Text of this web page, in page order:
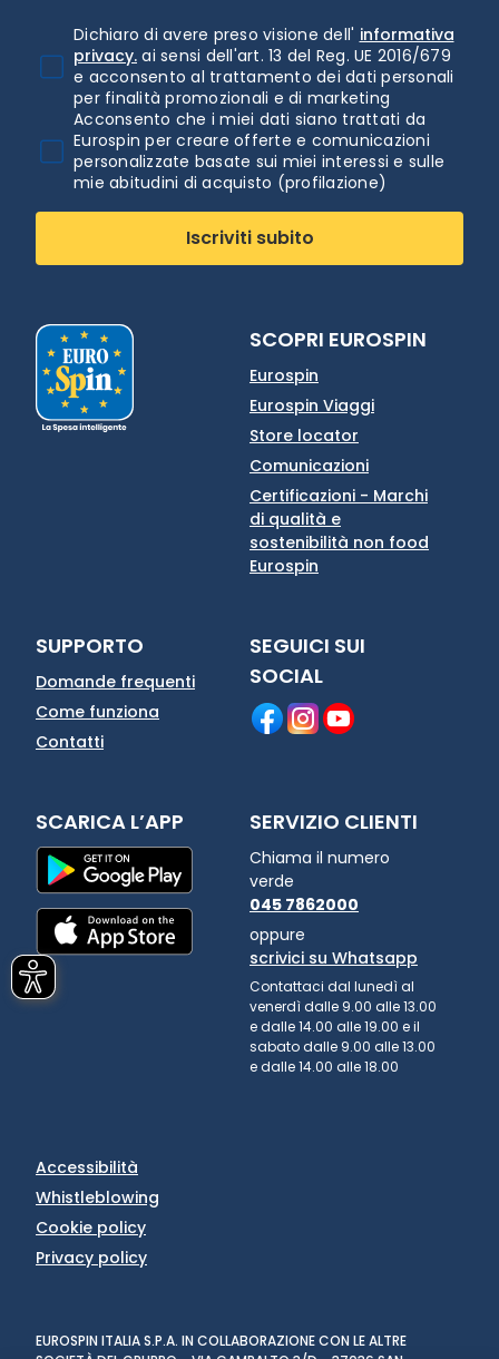
Dichiaro di avere preso visione dell' informativa
privacy. ai sensi dell'art. 13 del Reg. UE 2016/679
e acconsento al trattamento dei dati personali
per finalità promozionali e di marketing
Acconsento che i miei dati siano trattati da
Eurospin per creare offerte e comunicazioni
personalizzate basate sui miei interessi e sulle
mie abitudini di acquisto (profilazione)
Iscriviti subito
SCOPRI EUROSPIN
Eurospin
Eurospin Viaggi
Store locator
Comunicazioni
Certificazioni - Marchi
di qualità e
sostenibilità non food
Eurospin
SUPPORTO
Domande frequenti
Come funziona
Contatti
SEGUICI SUI
SOCIAL
SCARICA L’APP SERVIZIO CLIENTI
Chiama il numero
verde
045 7862000
oppure
scrivici su Whatsapp
Contattaci dal lunedì al
venerdì dalle 9.00 alle 13.00
e dalle 14.00 alle 19.00 e il
sabato dalle 9.00 alle 13.00
e dalle 14.00 alle 18.00
Accessibilità
Whistleblowing
Cookie policy
Privacy policy
EUROSPIN ITALIA S.P.A. IN COLLABORAZIONE CON LE ALTRE